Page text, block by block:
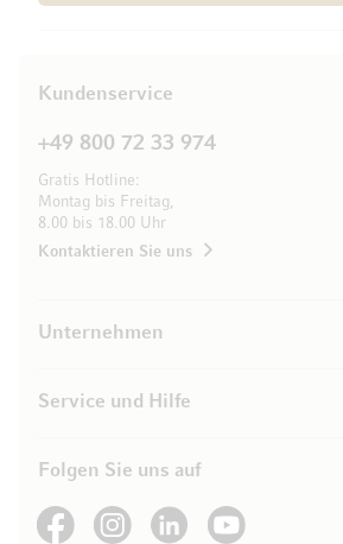
Kundenservice
+49 800 72 33 974
Gratis Hotline:
Montag bis Freitag,
8.00 bis 18.00 Uhr
Kontaktieren Sie uns
Unternehmen
Service und Hilfe
Folgen Sie uns auf
See our FacebookSee our Instagram account
See our LinkedInSee our YouTube channel